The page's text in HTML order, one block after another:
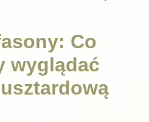
Co
wyglądać